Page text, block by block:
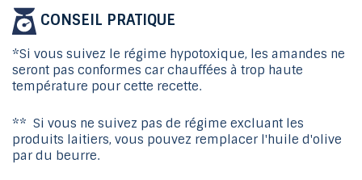
CONSEIL PRATIQUE
*Si vous suivez le régime hypotoxique, les amandes ne
seront pas conformes car chauffées à trop haute
température pour cette recette.
** Si vous ne suivez pas de régime excluant les
produits laitiers, vous pouvez remplacer l'huile d'olive
par du beurre.